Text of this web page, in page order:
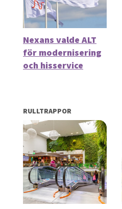
Nexans valde ALT
för modernisering
och hisservice
RULLTRAPPOR